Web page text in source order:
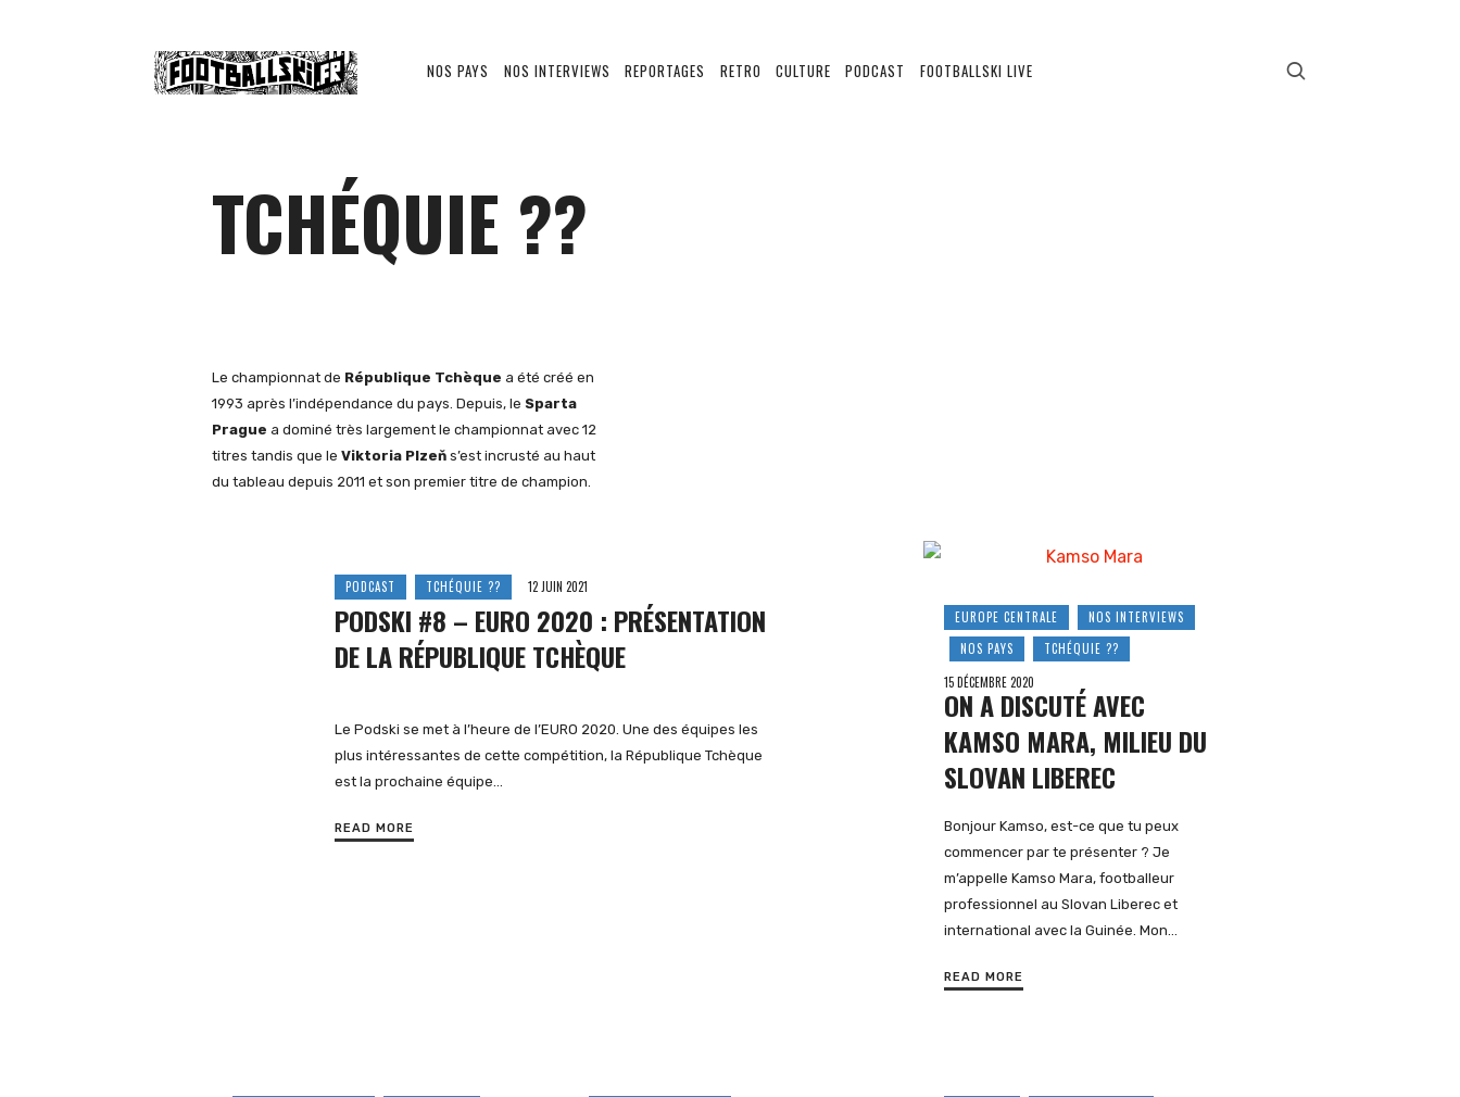
Footballski
d'Europe
NOS PAYS NOS INTERVIEWS REPORTAGES RETRO CULTURE PODCAST FOOTBALLSKI LIVE
TCHÉQUIE ??
Le championnat de République Tchèque a été créé en
1993 après l’indépendance du pays. Depuis, le Sparta
Prague a dominé très largement le championnat avec 12
titres tandis que le Viktoria Plzeň s’est incrusté au haut
du tableau depuis 2011 et son premier titre de champion.
PODCAST TCHÉQUIE ?? 12 JUIN 2021
PODSKI #8 – EURO 2020 : PRÉSENTATION
DE LA RÉPUBLIQUE TCHÈQUE
Le Podski se met à l’heure de l’EURO 2020. Une des équipes les
plus intéressantes de cette compétition, la République Tchèque
est la prochaine équipe…
READ MORE
EUROPE CENTRALE
NOS INTERVIEWS
NOS PAYS
TCHÉQUIE ??
15 DÉCEMBRE 2020
ON A DISCUTÉ AVEC
KAMSO MARA, MILIEU DU
SLOVAN LIBEREC
Bonjour Kamso, est-ce que tu peux
commencer par te présenter ? Je
m’appelle Kamso Mara, footballeur
professionnel au Slovan Liberec et
international avec la Guinée. Mon…
READ MORE